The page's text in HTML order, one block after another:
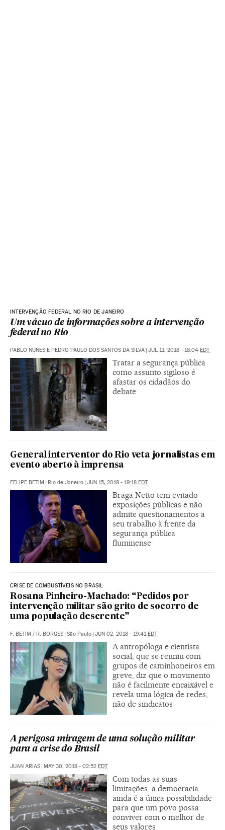
INTERVENÇÃO FEDERAL NO RIO DE JANEIRO
Um vácuo de informações sobre a intervenção
federal no Rio
PABLO NUNES E PEDRO PAULO DOS SANTOS DA SILVA | JUL 11, 2018 - 18:04 EDT
Tratar a segurança pública
como assunto sigiloso é
afastar os cidadãos do
debate
General interventor do Rio veta jornalistas em
evento aberto à imprensa
FELIPE BETIM | Rio de Janeiro | JUN 15, 2018 - 19:18 EDT
Braga Netto tem evitado
exposições públicas e não
admite questionamentos a
seu trabalho à frente da
segurança pública
fluminense
CRISE DE COMBUSTÍVEIS NO BRASIL
Rosana Pinheiro-Machado: “Pedidos por
intervenção militar são grito de socorro de
uma população descrente”
F. BETIM / R. BORGES | São Paulo | JUN 02, 2018 - 19:41EDT
A antropóloga e cientista
social, que se reuniu com
grupos de caminhoneiros em
greve, diz que o movimento
não é facilmente encaixável e
revela uma lógica de redes,
não de sindicatos
A perigosa miragem de uma solução militar
para a crise do Brasil
JUAN ARIAS | MAY 30, 2018 - 02:52 EDT
Com todas as suas
limitações, a democracia
ainda é a única possibilidade
para que um povo possa
conviver com o melhor de
seus valores